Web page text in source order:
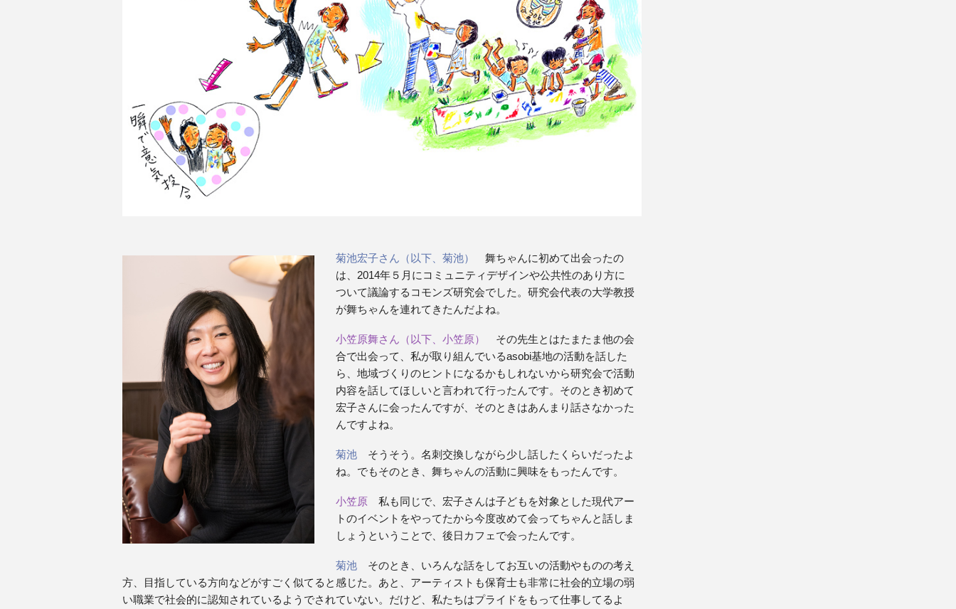
菊池宏子さん（以下、菊池）
舞ちゃんに初めて出会ったの
は、2014年５月にコミュニティデザインや公共性のあり方に
ついて議論するコモンズ研究会でした。研究会代表の大学教授
が舞ちゃんを連れてきたんだよね。
小笠原舞さん（以下、小笠原）
その先生とはたまたま他の会
合で出会って、私が取り組んでいるasobi基地の活動を話した
ら、地域づくりのヒントになるかもしれないから研究会で活動
内容を話してほしいと言われて行ったんです。そのとき初めて
宏子さんに会ったんですが、そのときはあんまり話さなかった
んですよね。
菊池 そうそう。名刺交換しながら少し話したくらいだったよ
ね。でもそのとき、舞ちゃんの活動に興味をもったんです。
小笠原 私も同じで、宏子さんは子どもを対象とした現代アー
トのイベントをやってたから今度改めて会ってちゃんと話しま
しょうということで、後日カフェで会ったんです。
菊池 そのとき、いろんな話をしてお互いの活動やものの考え
方、目指している方向などがすごく似てると感じた。あと、アーティストも保育士も非常に社会的立場の弱
い職業で社会的に認知されているようでされていない。だけど、私たちはプライドをもって仕事してるよ